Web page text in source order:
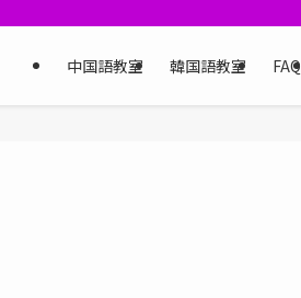
中国語教室 韓国語教室 FAQ